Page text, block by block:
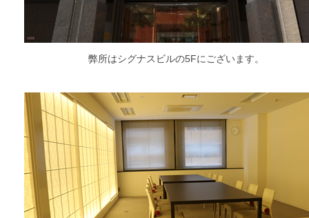
弊所はシグナスビルの5Fにございます。